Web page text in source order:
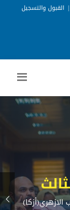
| القبول والتسجيل